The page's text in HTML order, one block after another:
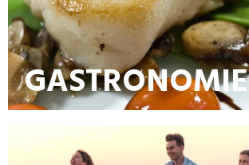
GASTRONOMIE